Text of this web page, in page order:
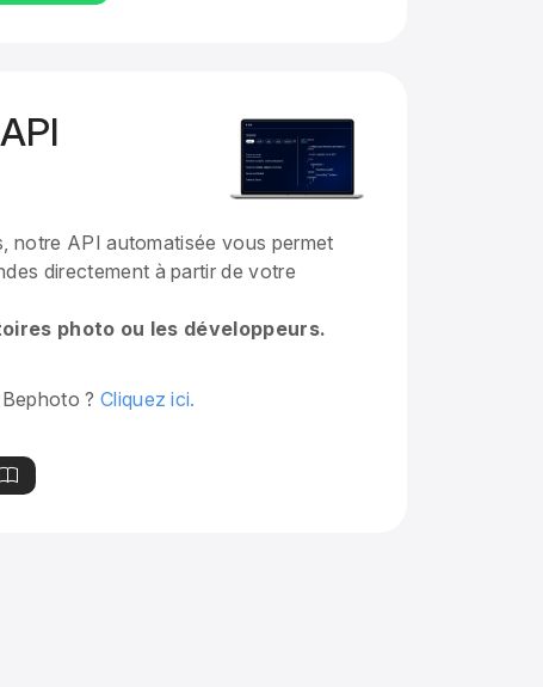
notre API automatisée vous permet
directement à partir de votre
photo ou les développeurs.
? Cliquez ici.